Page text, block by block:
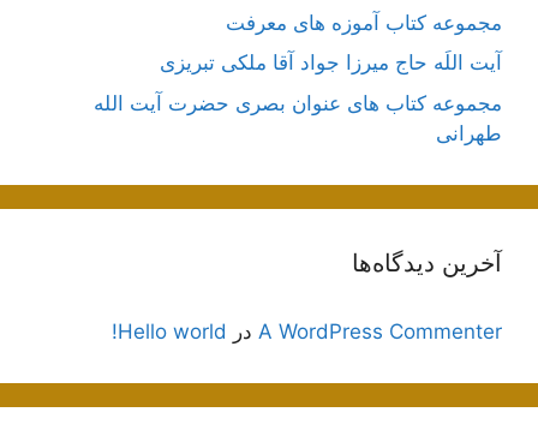
مجموعه کتاب آموزه های معرفت
آیت اللَه حاج میرزا جواد آقا ملکی تبریزی
مجموعه کتاب های عنوان بصری حضرت آیت الله
طهرانی
آخرین دیدگاه‌ها
A WordPress Commenter در Hello world!